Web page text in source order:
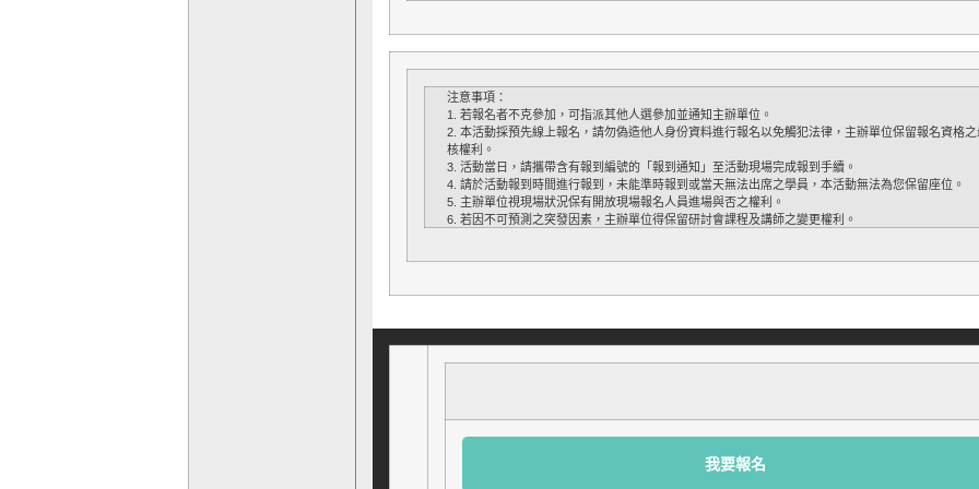
注意事項：
1. 若報名者不克參加，可指派其他人選參加並通知主辦單位。
2. 本活動採預先線上報名， 請勿偽造他人身份資料進行報名以免觸犯法律， 主辦單位保留報名資格
核權利。
3. 活動當日，請攜帶含有報到編號的「報到通知」
至活動現場完成報到手續。
4. 請於活動報到時間進行報到，未能準時報到或當天無法出席之學員， 本活動無法為您保留座位。
5. 主辦單位視現場狀況保有開放現場報名人員進場與否之權利。
6. 若因不可預測之突發因素， 主辦單位得保留研討會課程及講師之變更權利。
我要報名